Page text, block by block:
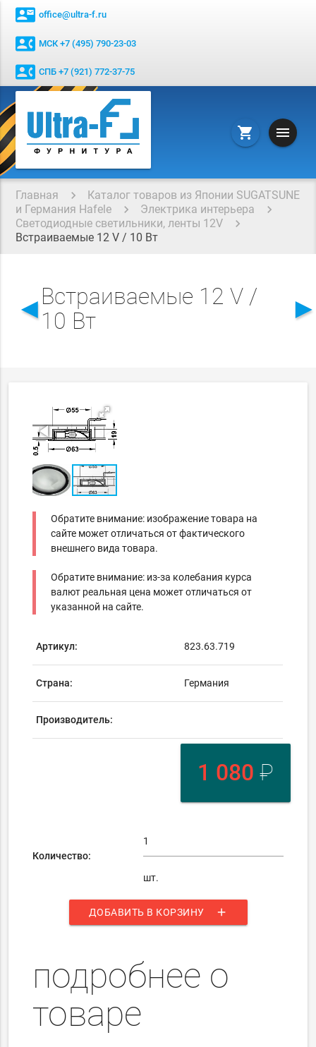
contact_mail office@ultra-f.ru
contact_phone МСК +7 (495) 790-23-03
contact_phone СПБ +7 (921) 772-37-75
shopping_cart menu
Главная
Каталог товаров из Японии SUGATSUNE
и Германия Hafele
Электрика интерьера
Светодиодные светильники, ленты 12V
Встраиваемые 12 V / 10 Вт
◄Встраиваемые 12 V /
10 Вт
Обратите внимание: изображение товара на
сайте может отличаться от фактического
внешнего вида товара.
Обратите внимание: из-за колебания курса
валют реальная цена может отличаться от
указанной на сайте.
Артикул: 823.63.719
Страна: Германия
Производитель:
1 080 ₽
Количество:
шт.
ДОБАВИТЬ В КОРЗИНУ add
подробнее о
товаре